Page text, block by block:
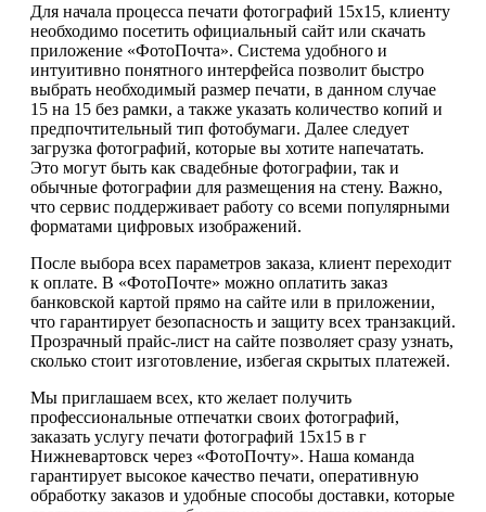
Для начала процесса печати фотографий 15х15, клиенту
необходимо посетить официальный сайт или скачать
приложение «ФотоПочта». Система удобного и
интуитивно понятного интерфейса позволит быстро
выбрать необходимый размер печати, в данном случае
15 на 15 без рамки, а также указать количество копий и
предпочтительный тип фотобумаги. Далее следует
загрузка фотографий, которые вы хотите напечатать.
Это могут быть как свадебные фотографии, так и
обычные фотографии для размещения на стену. Важно,
что сервис поддерживает работу со всеми популярными
форматами цифровых изображений.
После выбора всех параметров заказа, клиент переходит
к оплате. В «ФотоПочте» можно оплатить заказ
банковской картой прямо на сайте или в приложении,
что гарантирует безопасность и защиту всех транзакций.
Прозрачный прайс-лист на сайте позволяет сразу узнать,
сколько стоит изготовление, избегая скрытых платежей.
Мы приглашаем всех, кто желает получить
профессиональные отпечатки своих фотографий,
заказать услугу печати фотографий 15х15 в г
Нижневартовск через «ФотоПочту». Наша команда
гарантирует высокое качество печати, оперативную
обработку заказов и удобные способы доставки, которые